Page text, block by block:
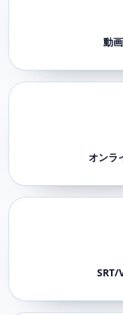
動
オンラ
SRT/